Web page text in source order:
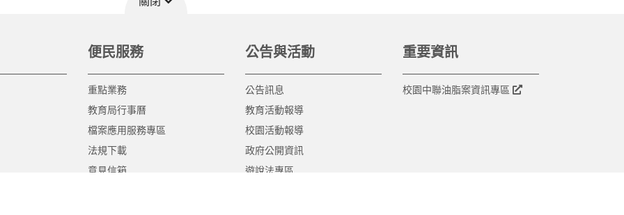
便民服務
重點業務
教育局行事曆
檔案應用服務專區
法規下載
意見信箱
公告與活動
公告訊息
教育活動報導
校園活動報導
政府公開資訊
遊說法專區
重要資訊
校園中聯油脂案資訊專區